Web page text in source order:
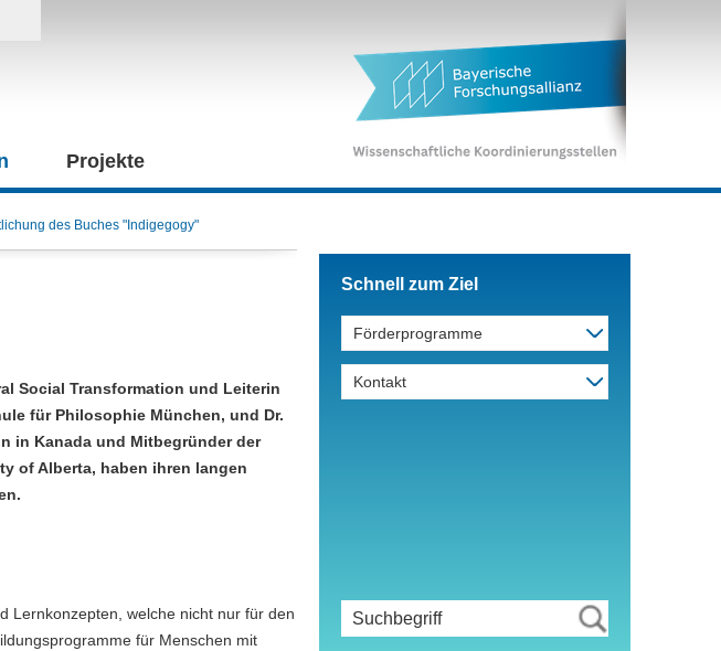
Projekte
des Buches "Indigegogy"
Social Transformation und Leiterin
für Philosophie München, und Dr.
in Kanada und Mitbegründer der
of Alberta, haben ihren langen
Lernkonzepten, welche nicht nur für den
für Menschen mit
Schnell zum Ziel
Förderprogramme
Kontakt